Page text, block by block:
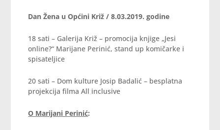
Dan Žena u Općini Križ / 8.03.2019. godine
18 sati – Galerija Križ – promocija knjige „Jesi
online?“ Marijane Perinić, stand up komičarke i
spisateljice
20 sati – Dom kulture Josip Badalić – besplatna
projekcija filma All inclusive
O Marijani Perinić: